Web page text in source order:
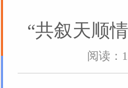
“共叙天顺
阅读：